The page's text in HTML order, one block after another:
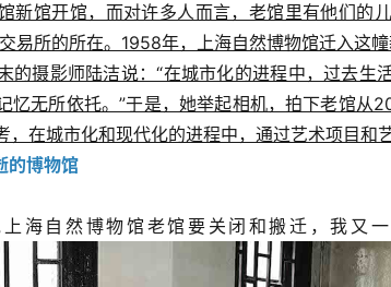
新馆开馆，而对许多人而言，老馆里有他们的
易所的所在。1958年，上海自然博物馆迁入这幢
的摄影师陆洁说：“在城市化的进程中，过去生
忆无所依托。”于是，她举起相机，拍下老馆从
，在城市化和现代化的进程中，通过艺术项目和
的博物馆
海自然博物馆老馆要关闭和搬迁，我又